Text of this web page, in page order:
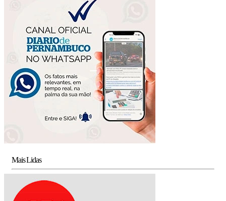
Mais Lidas